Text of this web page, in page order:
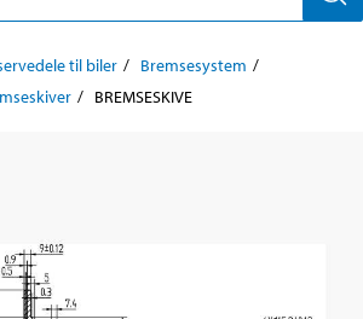
til biler
Bremsesystem
BREMSESKIVE